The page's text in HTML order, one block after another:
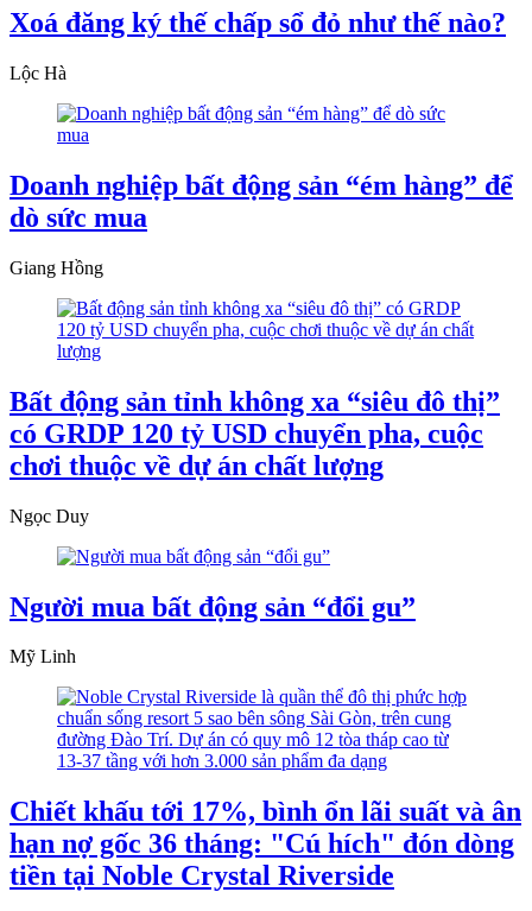
Xoá đăng ký thế chấp sổ đỏ như thế nào?
Lộc Hà
Doanh nghiệp bất động sản “ém hàng” để
dò sức mua
Giang Hồng
Bất động sản tỉnh không xa “siêu đô thị”
có GRDP 120 tỷ USD chuyển pha, cuộc
chơi thuộc về dự án chất lượng
Ngọc Duy
Người mua bất động sản “đổi gu”
Mỹ Linh
Chiết khấu tới 17%, bình ổn lãi suất và ân
hạn nợ gốc 36 tháng: "Cú hích" đón dòng
tiền tại Noble Crystal Riverside